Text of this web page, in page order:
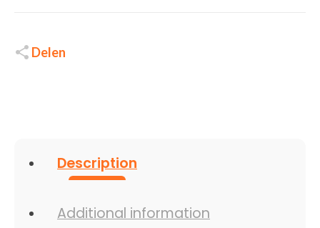
Delen
Description
Additional information